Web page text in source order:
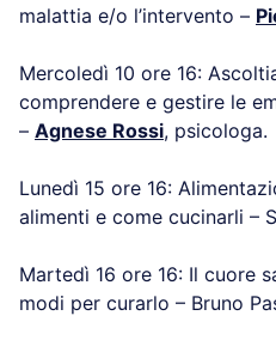
malattia e/o l’intervento –
Mercoledì 10 ore 16:
comprendere e gestire le
– Agnese Rossi, psicologa.
Lunedì 15 ore 16:
alimenti e come cucinarli –
Martedì 16 ore 16: Il cuore
modi per curarlo – Bruno